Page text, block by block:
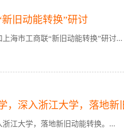
旧动能转换”研讨
海市工商联“新旧动能转换”研讨...
，深入浙江大学，落地新
江大学，落地新旧动能转换。...